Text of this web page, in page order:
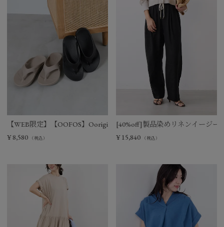
【WEB限定】【OOFOS】Ooriginal リカバリーサンダル
¥ 8,580 （税込）
[40%off]製品染めリネンイージー
¥ 15,840 （税込）